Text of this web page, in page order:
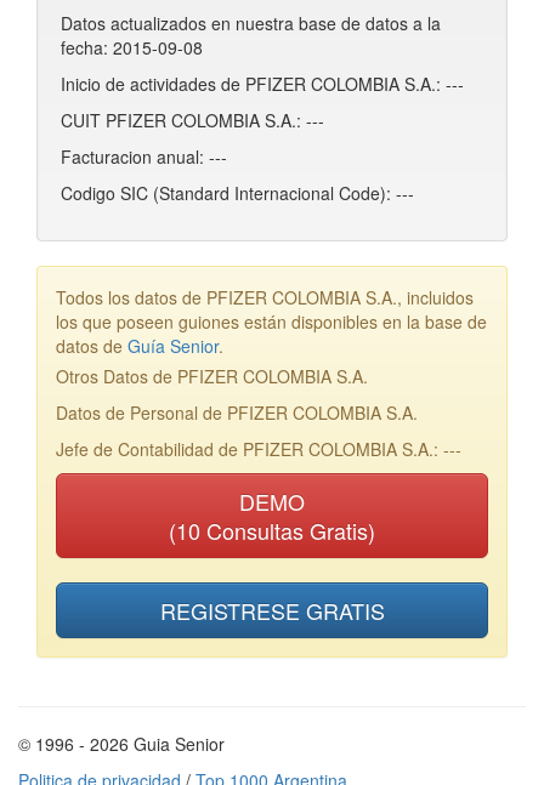
Datos actualizados en nuestra base de datos a la
fecha: 2015-09-08
Inicio de actividades de PFIZER COLOMBIA S.A.: ---
CUIT PFIZER COLOMBIA S.A.: ---
Facturacion anual: ---
Codigo SIC (Standard Internacional Code): ---
Todos los datos de PFIZER COLOMBIA S.A., incluidos
los que poseen guiones están disponibles en la base de
datos de Guía Senior.
Otros Datos de PFIZER COLOMBIA S.A.
Datos de Personal de PFIZER COLOMBIA S.A.
Jefe de Contabilidad de PFIZER COLOMBIA S.A.: ---
DEMO
(10 Consultas Gratis)
REGISTRESE GRATIS
© 1996 - 2026 Guia Senior
Politica de privacidad / Top 1000 Argentina